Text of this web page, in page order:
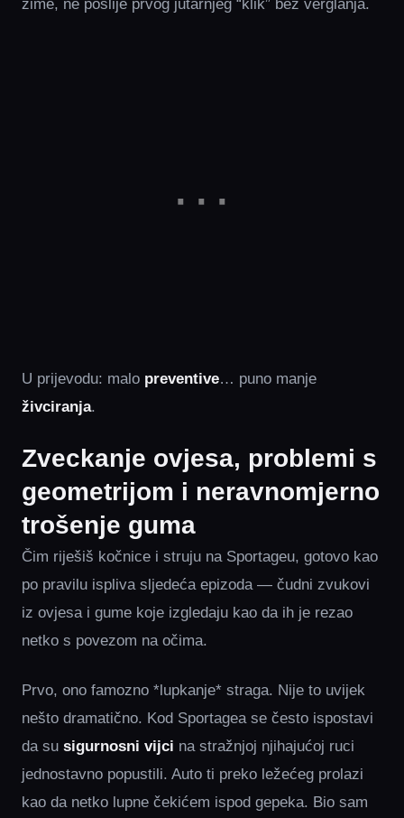
zime, ne poslije prvog jutarnjeg “klik” bez verglanja.
U prijevodu: malo preventive… puno manje
živciranja.
Zveckanje ovjesa, problemi s
geometrijom i neravnomjerno
trošenje guma
Čim riješiš kočnice i struju na Sportageu, gotovo kao
po pravilu ispliva sljedeća epizoda — čudni zvukovi
iz ovjesa i gume koje izgledaju kao da ih je rezao
netko s povezom na očima.
Prvo, ono famozno *lupkanje* straga. Nije to uvijek
nešto dramatično. Kod Sportagea se često ispostavi
da su sigurnosni vijci na stražnjoj njihajućoj ruci
jednostavno popustili. Auto ti preko ležećeg prolazi
kao da netko lupne čekićem ispod gepeka. Bio sam